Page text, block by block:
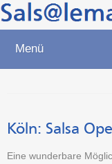
Menü
Köln: Salsa
Eine wunderbare